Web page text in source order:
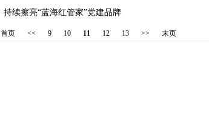
持续擦亮“蓝海红管家”党建品牌
首页 << 9 10 11 12 13 >> 末页